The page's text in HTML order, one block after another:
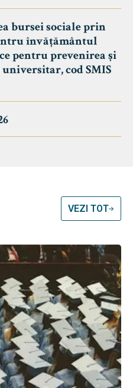
bursei sociale prin
învățământul
pentru prevenirea și
cod SMIS
VEZI TOT